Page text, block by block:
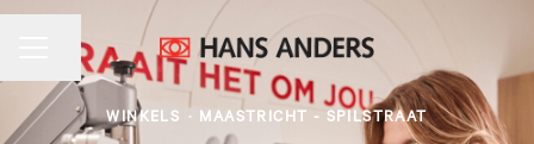
CARRIÈREMENU
Pagina delen
WINKELS · MAASTRICHT - SPILSTRAAT